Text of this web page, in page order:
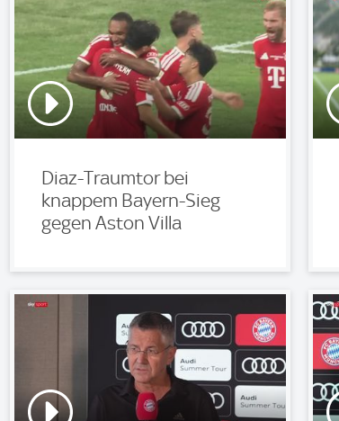
Diaz-Traumtor bei
knappem Bayern-Sieg
gegen Aston Villa